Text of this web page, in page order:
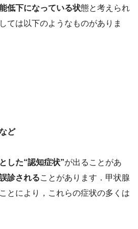
低下になっている状態と考えられ
ては以下のようなものがありま
ど
した“認知症状”が出ることがあ
診されることがあります．甲状腺
とにより，これらの症状の多くは